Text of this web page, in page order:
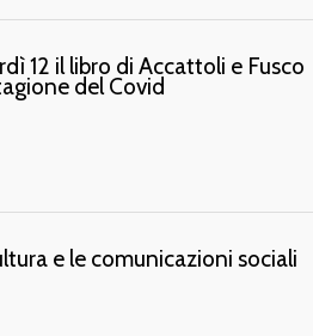
12 il libro di Accattoli e Fusco
del Covid
e le comunicazioni sociali